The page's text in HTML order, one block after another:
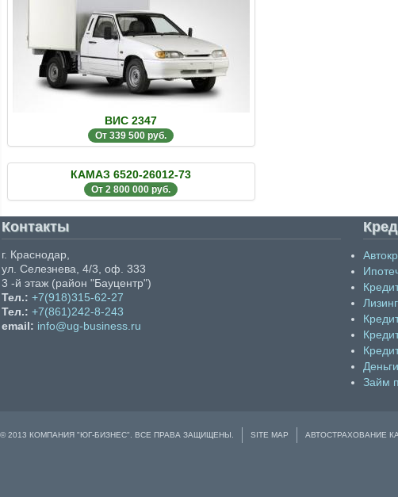
ВИС 2347
От 339 500 руб.
КАМАЗ 6520-26012-73
От 2 800 000 руб.
Контакты
г. Краснодар,
ул. Селезнева, 4/3, оф. 333
3 -й этаж (район "Бауцентр")
Тел.: +7(918)315-62-27
Тел.: +7(861)242-8-243
email: info@ug-business.ru
Лизинг
Займ
© 2013 КОМПАНИЯ "ЮГ-БИЗНЕС". ВСЕ ПРАВА ЗАЩИЩЕНЫ. SITE MAP АВТОСТРАХОВАНИЕ